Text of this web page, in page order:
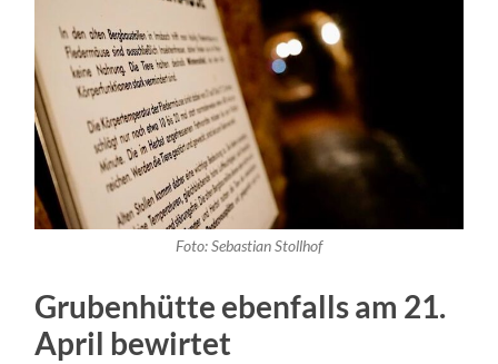
Foto: Sebastian Stollhof
Grubenhütte ebenfalls am 21.
April bewirtet